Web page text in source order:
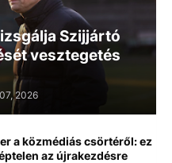
Szijjártó
vesztegetés
2026
a közmédiás csörtéről: ez
az újrakezdésre